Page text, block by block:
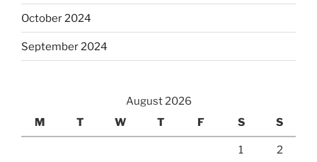
October 2024
September 2024
August 2026
M
T W T F S S
1 2